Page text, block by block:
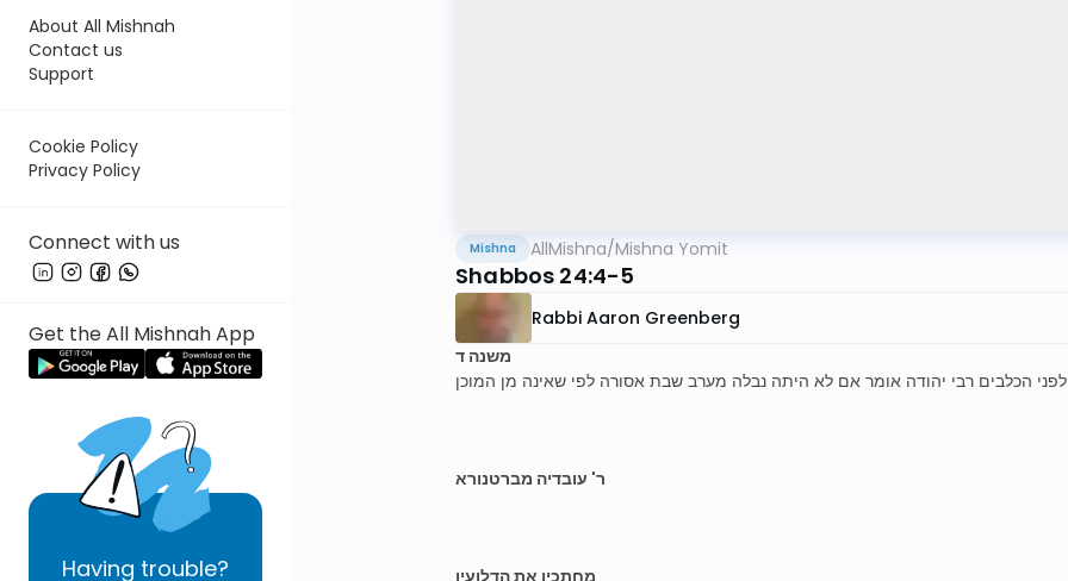
About All Mishnah
Contact us
Support
Cookie Policy
Privacy Policy
Connect with us
Get the All Mishnah App
Having trouble?
Mishna AllMishna/Mishna Yomit
Shabbos 24:4-5
Rabbi Aaron Greenberg
משנה ד
הכלבים רבי יהודה אומר אם לא היתה נבלה מערב שבת אסורה לפי שאינה מן המוכן
ר' עובדיה מברטנורא